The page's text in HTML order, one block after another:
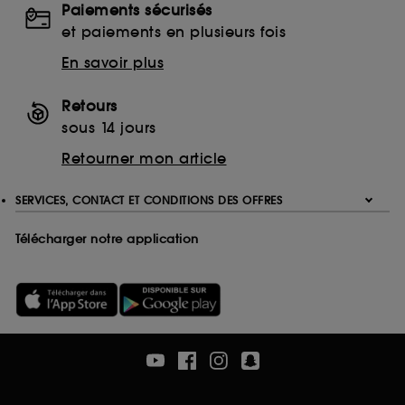
Ethanolamine (ETA)
Monoethanolamine (MEA)
Triethanolamine (TEA)
Ethylenediaminetetraacetic Acid
Disodium EDTA
Tetrasodium EDTA
Paiements sécurisés
et paiements en plusieurs fois
En savoir plus
Retours
sous 14 jours
Retourner mon article
SERVICES, CONTACT ET CONDITIONS DES OFFRES
Télécharger notre application